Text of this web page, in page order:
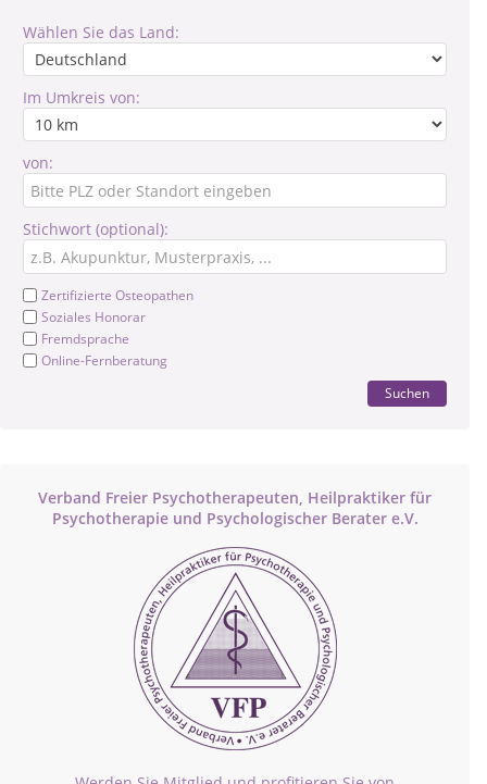
Wählen Sie das Land:
Im Umkreis von:
von:
Stichwort (optional):
Zertifizierte Osteopathen
Soziales Honorar
Fremdsprache
Online-Fernberatung
Suchen
Verband Freier Psychotherapeuten, Heilpraktiker für
Psychotherapie und Psychologischer Berater e.V.